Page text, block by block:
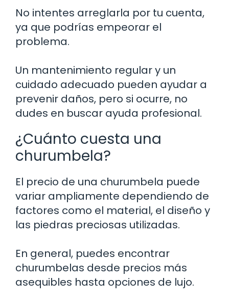
No intentes arreglarla por tu cuenta,
ya que podrías empeorar el
problema.
Un mantenimiento regular y un
cuidado adecuado pueden ayudar a
prevenir daños, pero si ocurre, no
dudes en buscar ayuda profesional.
¿Cuánto cuesta una
churumbela?
El precio de una churumbela puede
variar ampliamente dependiendo de
factores como el material, el diseño y
las piedras preciosas utilizadas.
En general, puedes encontrar
churumbelas desde precios más
asequibles hasta opciones de lujo.